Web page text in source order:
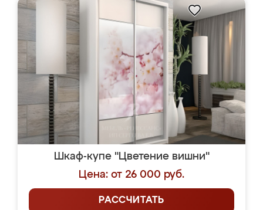
Шкаф-купе "Цветение вишни"
Цена: от 26 000 руб.
РАССЧИТАТЬ